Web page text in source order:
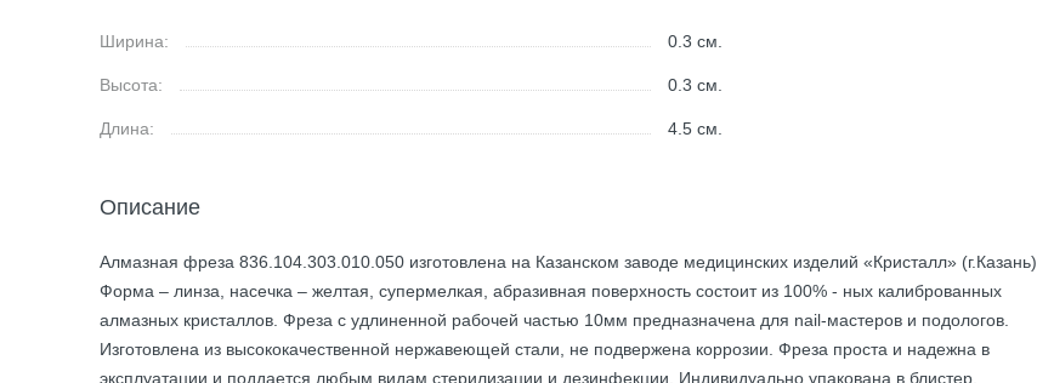
Ширина: 0.3 см.
Высота: 0.3 см.
Длина: 4.5 см.
Описание
Алмазная фреза 836.104.303.010.050 изготовлена на Казанском заводе медицинских изделий «Кристалл» (г.Казань).
Форма – линза, насечка – желтая, супермелкая, абразивная поверхность состоит из 100% - ных калиброванных
алмазных кристаллов. Фреза с удлиненной рабочей частью 10мм предназначена для nail-мастеров и подологов.
Изготовлена из высококачественной нержавеющей стали, не подвержена коррозии. Фреза проста и надежна в
эксплуатации и поддается любым видам стерилизации и дезинфекции. Индивидуально упакована в блистер.